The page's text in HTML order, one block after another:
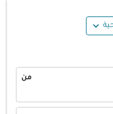
expand_more
من